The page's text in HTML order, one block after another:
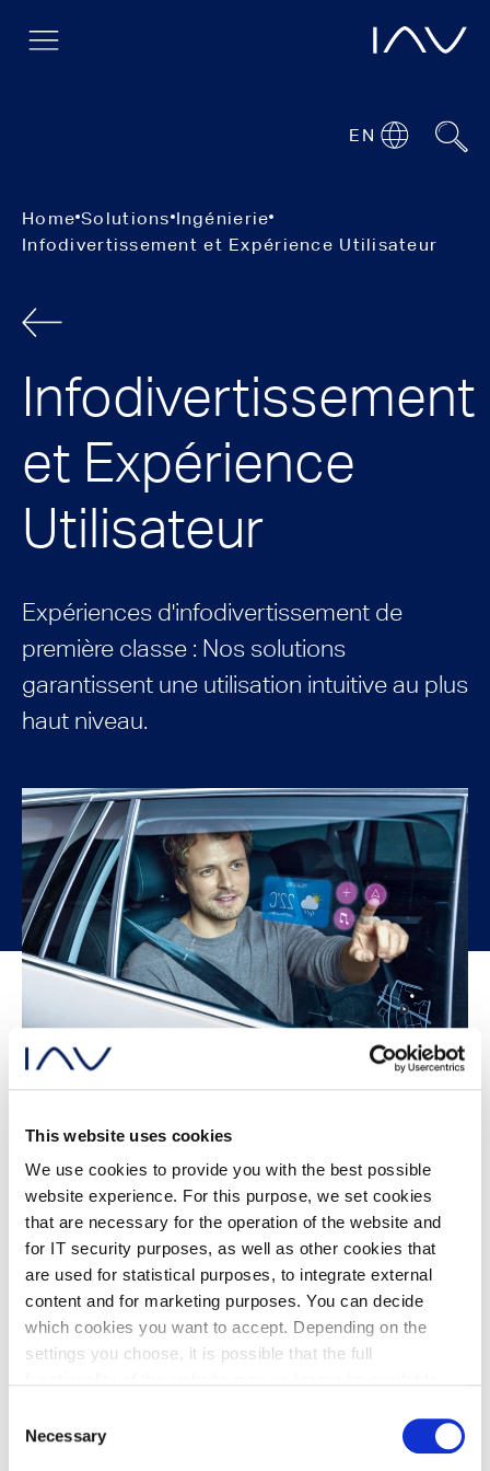
This website uses cookies
We use cookies to provide you with the best possible
website experience. For this purpose, we set cookies
that are necessary for the operation of the website and
for IT security purposes, as well as other cookies that
are used for statistical purposes, to integrate external
content and for marketing purposes. You can decide
which cookies you want to accept. Depending on the
settings you choose, it is possible that the full
withdrawal/objection possibilities against the use of
Selection
Necessary
EN
Home Solutions Ingénierie
Infodivertissement et Expérience Utilisateur
Infodivertissement
et Expérience
Utilisateur
Expériences d'infodivertissement de
première classe : Nos solutions
garantissent une utilisation intuitive au plus
haut niveau.
Nous sommes spécialisés dans la mise en œuvre
fluide de solutions de ” bout en bout” dans les
domaines de l’infodivertissement et de l’expérience
utilisateur. Nos équipes internationales utilisent des
méthodes de travail agiles et des outils de pointe
pour obtenir des résultats efficaces et efficients.
Quel que soit le secteur ou l’appareil spécifique,
nous garantissons une fonctionnalité sans erreur et